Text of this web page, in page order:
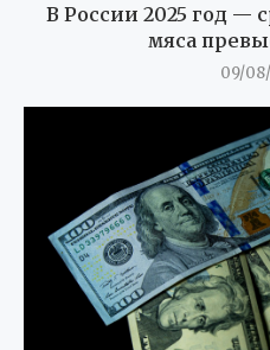
В России 2025 год —
мяса
09/